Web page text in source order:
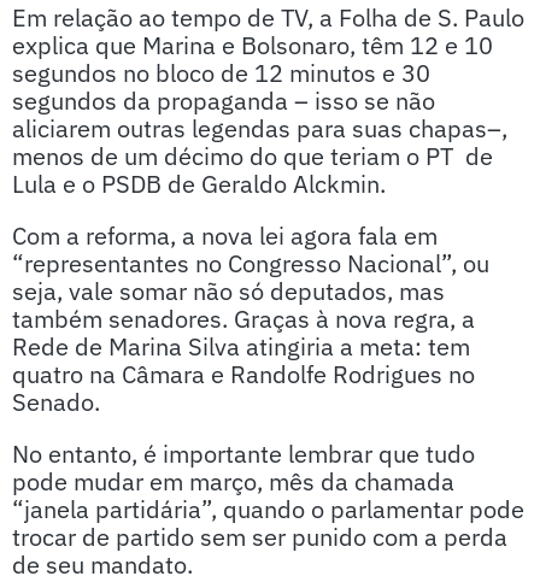
Em relação ao tempo de TV, a Folha de S. Paulo
explica que Marina e Bolsonaro, têm 12 e 10
segundos no bloco de 12 minutos e 30
segundos da propaganda – isso se não
aliciarem outras legendas para suas chapas–,
menos de um décimo do que teriam o PT de
Lula e o PSDB de Geraldo Alckmin.
Com a reforma, a nova lei agora fala em
“representantes no Congresso Nacional”, ou
seja, vale somar não só deputados, mas
também senadores. Graças à nova regra, a
Rede de Marina Silva atingiria a meta: tem
quatro na Câmara e Randolfe Rodrigues no
Senado.
No entanto, é importante lembrar que tudo
pode mudar em março, mês da chamada
“janela partidária”, quando o parlamentar pode
trocar de partido sem ser punido com a perda
de seu mandato.